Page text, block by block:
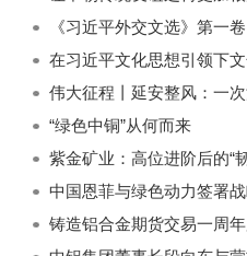
《习近平外交文选》第一
“绿色中铜”从何而来
紫金矿业：高位进阶后的“
中国恩菲与绿色动力签署
铸造铝合金期货交易一周